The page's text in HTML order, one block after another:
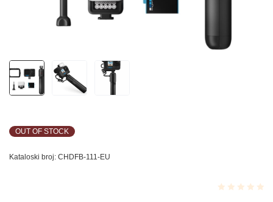
OUT OF STOCK
Kataloski broj: CHDFB-111-EU